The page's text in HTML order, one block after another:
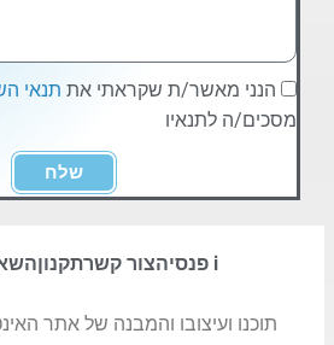
הנני מאשר/ת שקראתי את תנאי
מסכים/ה לתנאיו
שלח
i פנסיה צור קשרתקנון